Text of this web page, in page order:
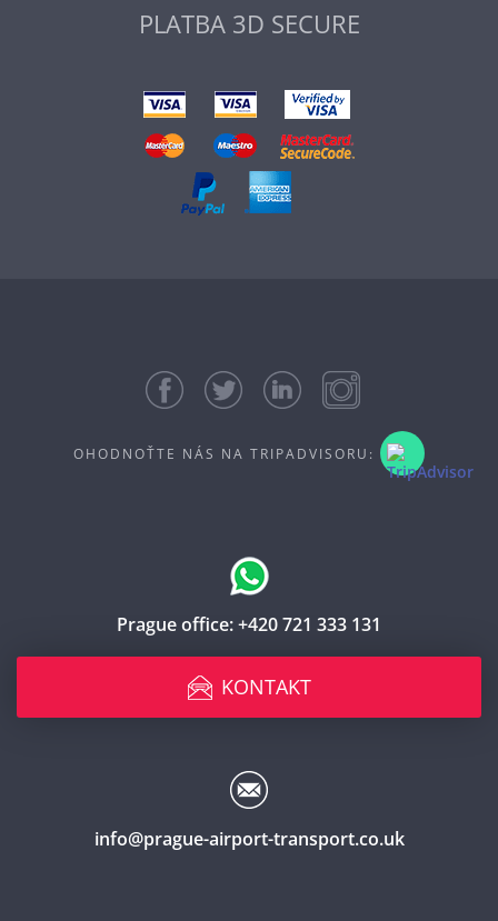
PLATBA 3D SECURE
OHODNOŤTE NÁS NA TRIPADVISORU:
Prague office:+420 721 333 131
KONTAKT
info@prague-airport-transport.co.uk